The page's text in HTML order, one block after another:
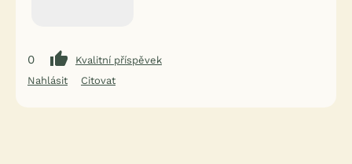
0
Kvalitní příspěvek
Nahlásit
Citovat